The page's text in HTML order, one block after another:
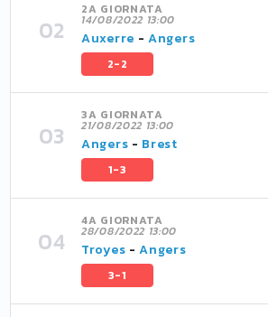
2A GIORNATA
14/08/2022 13:00
Auxerre -Angers
2-2
3A GIORNATA
21/08/2022 13:00
Angers - Brest
1-3
4A GIORNATA
28/08/2022 13:00
Troyes -Angers
3-1